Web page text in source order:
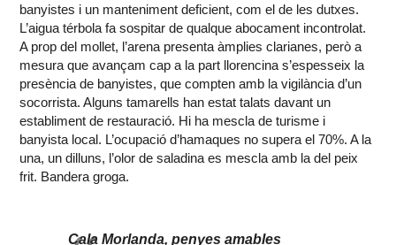
banyistes i un manteniment deficient, com el de les dutxes.
L’aigua térbola fa sospitar de qualque abocament incontrolat.
A prop del mollet, l’arena presenta àmplies clarianes, però a
mesura que avançam cap a la part llorencina s’espesseix la
presència de banyistes, que compten amb la vigilància d’un
socorrista. Alguns tamarells han estat talats davant un
establiment de restauració. Hi ha mescla de turisme i
banyista local. L’ocupació d’hamaques no supera el 70%. A la
una, un dilluns, l’olor de saladina es mescla amb la del peix
frit. Bandera groga.
Cala Morlanda, penyes amables